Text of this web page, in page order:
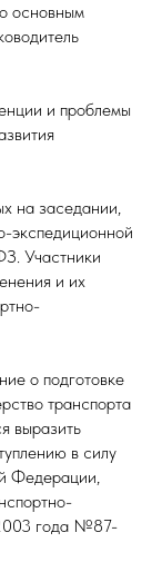
основным
и проблемы
на заседании,
экспедиционной
Участники
и их
о подготовке
транспорта
выразить
в силу
Федерации,
года №87-